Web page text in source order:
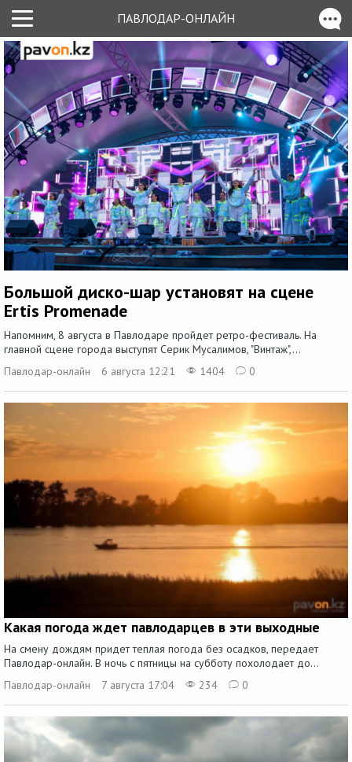
ПАВЛОДАР-ОНЛАЙН
Большой диско-шар установят на сцене
Ertis Promenade
Напомним, 8 августа в Павлодаре пройдет ретро-фестиваль. На
главной сцене города выступят Серик Мусалимов, "Винтаж",...
Павлодар-онлайн
6 августа 12:21 1404 0
Какая погода ждет павлодарцев в эти выходные
На смену дождям придет теплая погода без осадков, передает
Павлодар-онлайн. В ночь с пятницы на субботу похолодает до...
Павлодар-онлайн
7 августа 17:04 234 0